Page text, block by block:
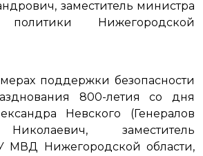
заместитель министра
политики Нижегородской
поддержки безопасности
800-летия со дня
Невского (Генералов
заместитель
МВД Нижегородской области,